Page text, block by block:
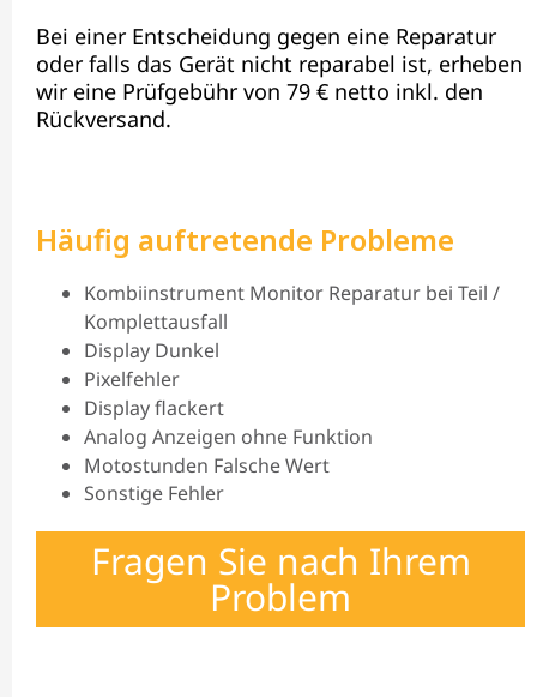
Bei einer Entscheidung gegen eine Reparatur
oder falls das Gerät nicht reparabel ist, erheben
wir eine Prüfgebühr von 79 € netto inkl. den
Rückversand.
Häufig auftretende Probleme
Kombiinstrument Monitor Reparatur bei Teil /
Komplettausfall
Display Dunkel
Pixelfehler
Display flackert
Analog Anzeigen ohne Funktion
Motostunden Falsche Wert
Sonstige Fehler
Fragen Sie nach Ihrem
Problem